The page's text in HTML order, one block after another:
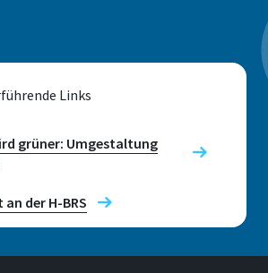
20
Augustin
Links
grüner: Umgestaltung
der H-BRS